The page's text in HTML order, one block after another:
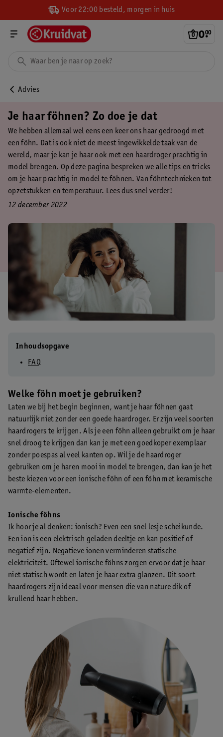
Voor 22:00 besteld, morgen in huis
0.
00
Advies
Je haar föhnen? Zo doe je dat
We hebben allemaal wel eens een keer ons haar gedroogd met
een föhn. Dat is ook niet de meest ingewikkelde taak van de
wereld, maar je kan je haar ook met een haardroger prachtig in
model brengen. Op deze pagina bespreken we alle tips en tricks
om je haar prachtig in model te föhnen. Van föhntechnieken tot
opzetstukken en temperatuur. Lees dus snel verder!
12 december 2022
Inhoudsopgave
FAQ
Welke föhn moet je gebruiken?
Laten we bij het begin beginnen, want je haar föhnen gaat
natuurlijk niet zonder een goede haardroger. Er zijn veel soorten
haardrogers te krijgen. Als je een föhn alleen gebruikt om je haar
snel droog te krijgen dan kan je met een goedkoper exemplaar
zonder poespas al veel kanten op. Wil je de haardroger
gebruiken om je haren mooi in model te brengen, dan kan je het
beste kiezen voor een ionische föhn of een föhn met keramische
warmte-elementen.
Ionische föhns
Ik hoor je al denken: ionisch? Even een snel lesje scheikunde.
Een ion is een elektrisch geladen deeltje en kan positief of
negatief zijn. Negatieve ionen verminderen statische
elektriciteit. Oftewel ionische föhns zorgen ervoor dat je haar
niet statisch wordt en laten je haar extra glanzen. Dit soort
haardrogers zijn ideaal voor mensen die van nature dik of
krullend haar hebben.